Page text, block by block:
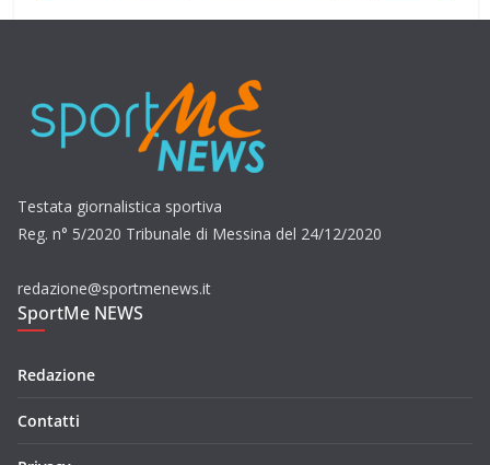
Testata giornalistica sportiva
Reg. n° 5/2020 Tribunale di Messina del 24/12/2020
redazione@sportmenews.it
SportMe NEWS
Redazione
Contatti